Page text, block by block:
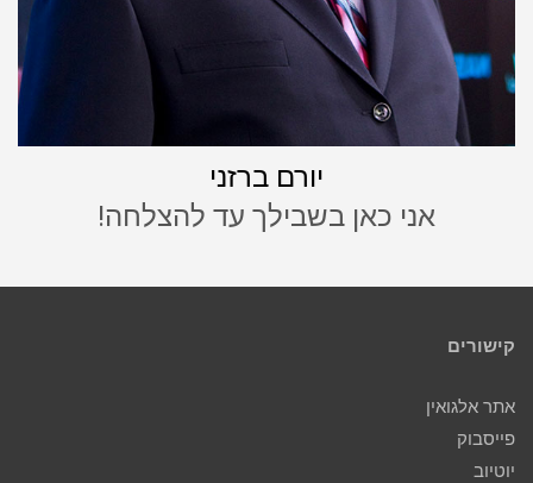
יורם ברזני
אני כאן בשבילך עד להצלחה!
קישורים
אתר אלגואין
פייסבוק
יוטיוב